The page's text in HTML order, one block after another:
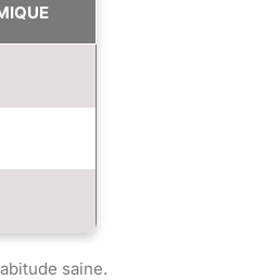
saine.